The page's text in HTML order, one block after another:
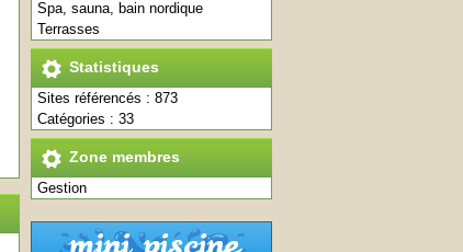
Spa, sauna, bain nordique
Terrasses
Statistiques
Sites référencés : 873
Catégories : 33
Zone membres
Gestion